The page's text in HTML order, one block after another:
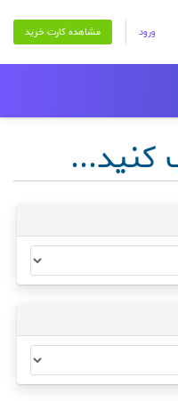
ورود مشاهده کارت خرید
کنید...